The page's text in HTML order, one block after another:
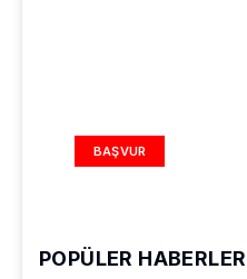
BAŞVUR
POPÜLER HABERLER